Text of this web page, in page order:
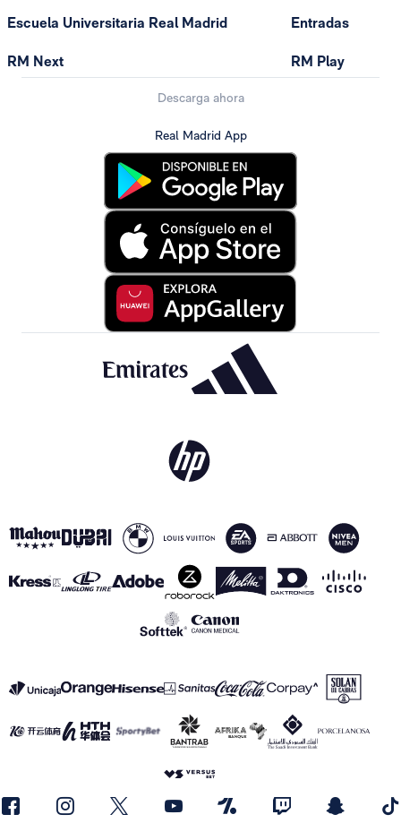
Escuela Universitaria Real Madrid
RM Next
Entradas
RM Play
Descarga ahora
Real Madrid App